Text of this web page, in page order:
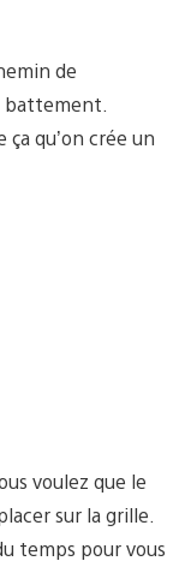
de
battement.
qu’on crée un
voulez que le
sur la grille.
temps pour vous